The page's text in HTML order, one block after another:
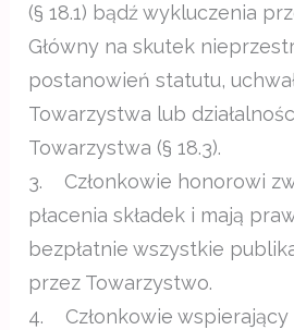
(§ 18.1) bądź wykluczenia
Główny na skutek
postanowień statutu,
Towarzystwa lub
Towarzystwa (§ 18.3).
3. Członkowie honorowi
płacenia składek i mają
bezpłatnie wszystkie
przez Towarzystwo.
4. Członkowie wspierający